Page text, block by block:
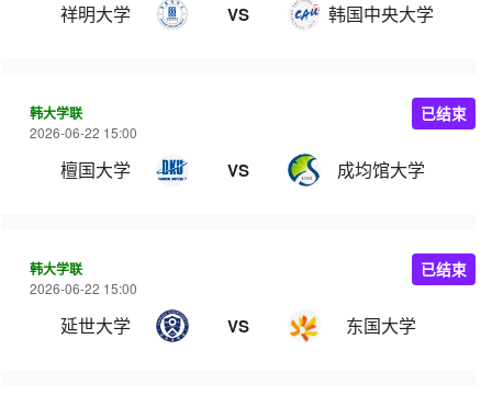
祥明大学 VS 韩国中央大学
韩大学联
2026-06-22 15:00
檀国大学 VS 成均馆大学
已结束
韩大学联
2026-06-22 15:00
延世大学 VS 东国大学
已结束